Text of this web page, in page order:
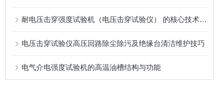
耐电压击穿强度试验机（电压击穿试验仪） 的核心技术参数及技术特性：
电压击穿试验仪高压回路除尘除污及绝缘台清洁维护技巧
电气介电强度试验机的高温油槽结构与功能